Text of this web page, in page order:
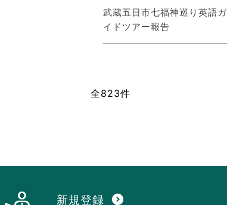
武蔵五日市七福神巡り英語ガ
イドツアー報告
全823件
新規登録 expand_circle_down